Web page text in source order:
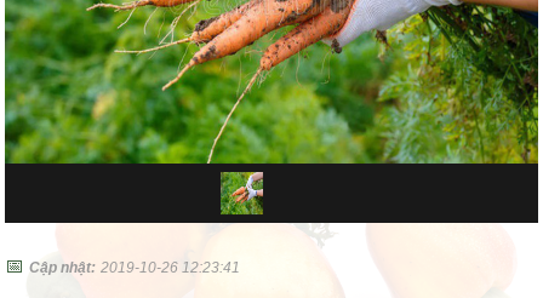
📅Cập nhật: 2019-10-26 12:23:41